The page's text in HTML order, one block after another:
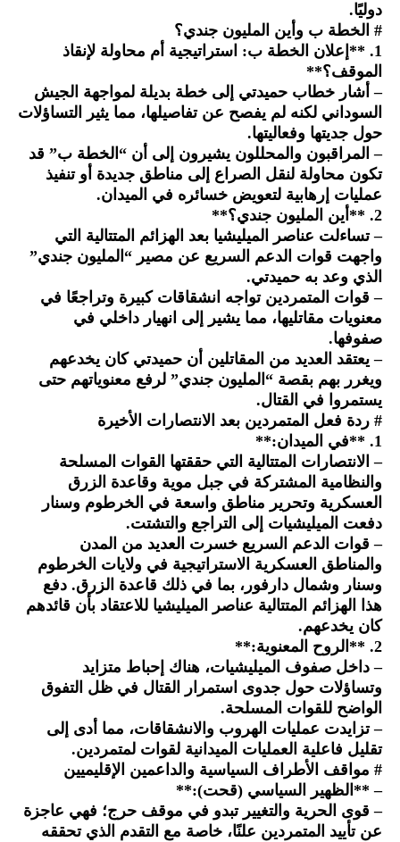
دوليًا.
# الخطة ب وأين المليون جندي؟
1. **إعلان الخطة ب: استراتيجية أم محاولة لإنقاذ
الموقف؟**
– أشار خطاب حميدتي إلى خطة بديلة لمواجهة الجيش
السوداني لكنه لم يفصح عن تفاصيلها، مما يثير التساؤلات
حول جديتها وفعاليتها.
– المراقبون والمحللون يشيرون إلى أن “الخطة ب” قد
تكون محاولة لنقل الصراع إلى مناطق جديدة أو تنفيذ
عمليات إرهابية لتعويض خسائره في الميدان.
2. **أين المليون جندي؟**
– تساءلت عناصر الميليشيا بعد الهزائم المتتالية التي
واجهت قوات الدعم السريع عن مصير “المليون جندي”
الذي وعد به حميدتي.
– قوات المتمردين تواجه انشقاقات كبيرة وتراجعًا في
معنويات مقاتليها، مما يشير إلى انهيار داخلي في
صفوفها.
– يعتقد العديد من المقاتلين أن حميدتي كان يخدعهم
ويغرر بهم بقصة “المليون جندي” لرفع معنوياتهم حتى
يستمروا في القتال.
# ردة فعل المتمردين بعد الانتصارات الأخيرة
1. **في الميدان:**
– الانتصارات المتتالية التي حققتها القوات المسلحة
والنظامية المشتركة في جبل موية وقاعدة الزرق
العسكرية وتحرير مناطق واسعة في الخرطوم وسنار
دفعت الميليشيات إلى التراجع والتشتت.
– قوات الدعم السريع خسرت العديد من المدن
والمناطق العسكرية الاستراتيجية في ولايات الخرطوم
وسنار وشمال دارفور، بما في ذلك قاعدة الزرق. دفع
هذا الهزائم المتتالية عناصر الميليشيا للاعتقاد بأن قائدهم
كان يخدعهم.
2. **الروح المعنوية:**
– داخل صفوف الميليشيات، هناك إحباط متزايد
وتساؤلات حول جدوى استمرار القتال في ظل التفوق
الواضح للقوات المسلحة.
– تزايدت عمليات الهروب والانشقاقات، مما أدى إلى
تقليل فاعلية العمليات الميدانية لقوات لمتمردين.
# مواقف الأطراف السياسية والداعمين الإقليميين
– **الظهير السياسي (قحت):**
– قوى الحرية والتغيير تبدو في موقف حرج؛ فهي عاجزة
عن تأييد المتمردين علنًا، خاصة مع التقدم الذي تحققه